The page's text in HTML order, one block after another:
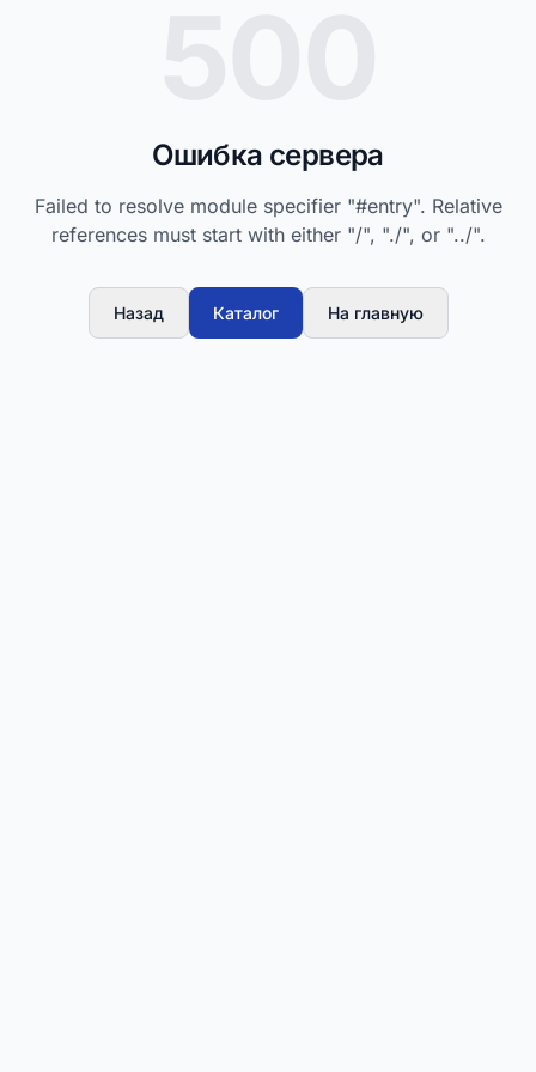
Ошибка сервера
Failed to resolve module specifier "#entry". Relative
references must start with either "/", "./", or "../".
Назад Каталог На главную